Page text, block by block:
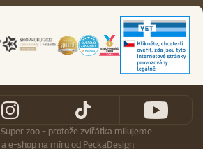
zoo - protože zvířátka milujeme
ae-shop na míruod PeckaDesign